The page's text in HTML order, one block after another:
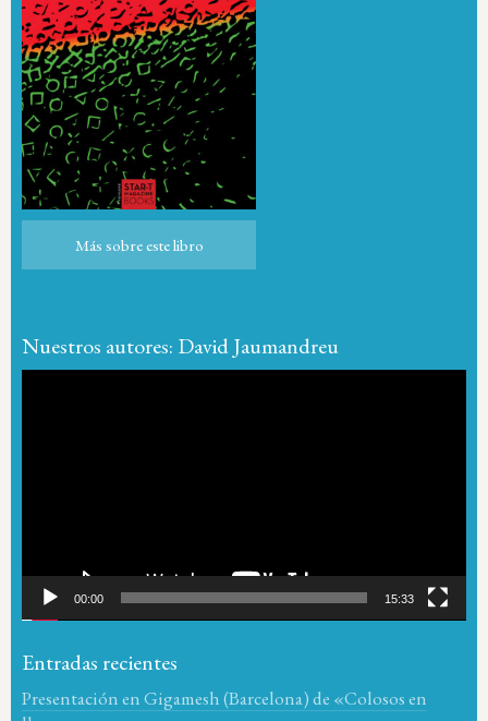
Más sobre este libro
Nuestros autores: David Jaumandreu
00:00 15:33
Entradas recientes
Presentación en Gigamesh (Barcelona) de «Colosos en